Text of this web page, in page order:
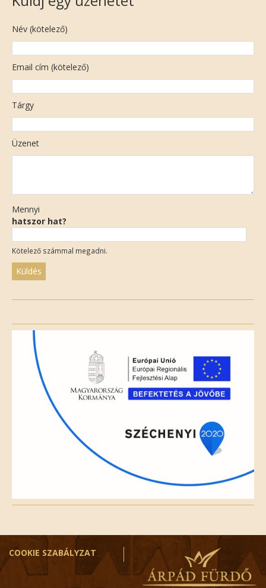
Név (kötelező)
Email cím (kötelező)
Tárgy
Üzenet
Mennyi
hatszor hat?
Kötelező számmal megadni.
field
empty.
COOKIE SZABÁLYZAT